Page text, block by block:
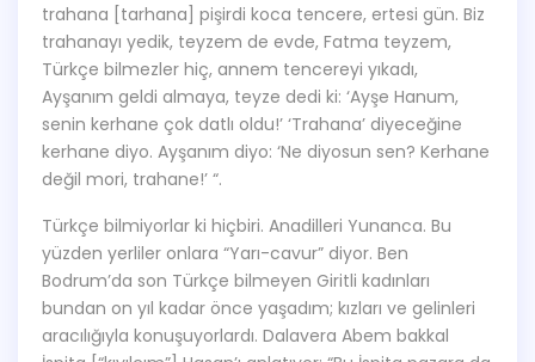
trahana [tarhana] pişirdi koca tencere, ertesi gün. Biz
trahanayı yedik, teyzem de evde, Fatma teyzem,
Türkçe bilmezler hiç, annem tencereyi yıkadı,
Ayşanım geldi almaya, teyze dedi ki: ‘Ayşe Hanum,
senin kerhane çok datlı oldu!’ ‘Trahana’ diyeceğine
kerhane diyo. Ayşanım diyo: ‘Ne diyosun sen? Kerhane
değil mori, trahane!’ “.
Türkçe bilmiyorlar ki hiçbiri. Anadilleri Yunanca. Bu
yüzden yerliler onlara “Yarı-cavur” diyor. Ben
Bodrum’da son Türkçe bilmeyen Giritli kadınları
bundan on yıl kadar önce yaşadım; kızları ve gelinleri
aracılığıyla konuşuyorlardı. Dalavera Abem bakkal